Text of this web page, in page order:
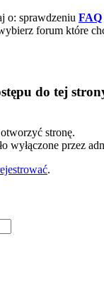
o: sprawdzeniu FAQ
forum które
do tej
stronę.
wyłączone przez
.